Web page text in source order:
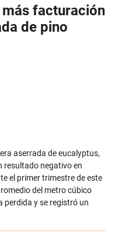
facturación
de pino
aserrada de eucalyptus,
resultado negativo en
el primer trimestre de este
del metro cúbico
perdida y se registró un